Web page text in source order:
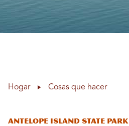
Hogar Cosas que hacer
Antelope Island State Park